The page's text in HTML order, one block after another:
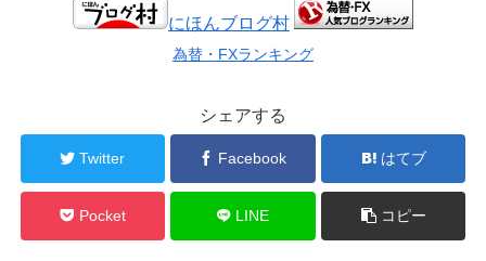
にほんブログ村
為替・FXランキング
シェアする
Twitter Facebook はてブ
Pocket LINE コピー